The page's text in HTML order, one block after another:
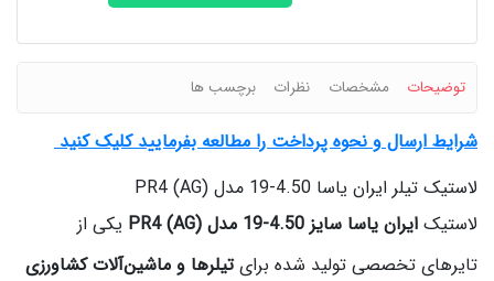
توضیحات مشخصات نظرات برچسب ها
شرایط ارسال و نحوه پرداخت را مطالعه بفرمایید کلیک کنید
لاستیک تیلر ایران یاسا 4.50-19 مدل PR4 (AG)
لاستیک ایران یاسا سایز 4.50-19 مدل PR4 (AG)
یکی از
تایرهای تخصصی تولید شده برایتیلرها و ماشین‌آلات کشاورزی